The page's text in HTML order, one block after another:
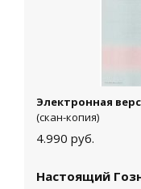
Электронная
(скан-копия)
4.990 руб.
Настоящий